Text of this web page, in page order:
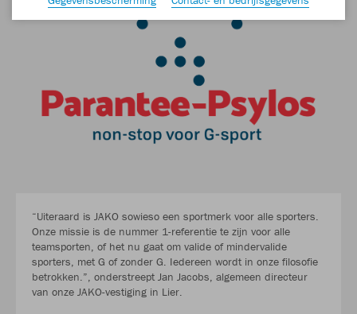
“Uiteraard is JAKO sowieso een sportmerk voor alle sporters.
Onze missie is de nummer 1-referentie te zijn voor alle
teamsporten, of het nu gaat om valide of mindervalide
sporters, met G of zonder G. Iedereen wordt in onze filosofie
betrokken.”, onderstreept Jan Jacobs, algemeen directeur
van onze JAKO-vestiging in Lier.